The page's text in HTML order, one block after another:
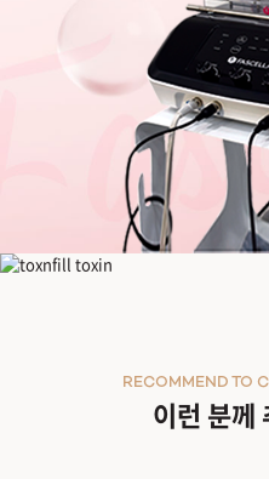
이런 분께
RECOMMEND TO